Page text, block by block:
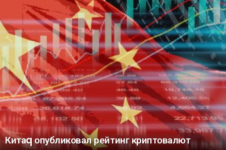
Китаq опубликовал рейтинг криптовалют